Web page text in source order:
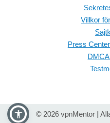
Villkor
Press
© 2026 vpnMentor |